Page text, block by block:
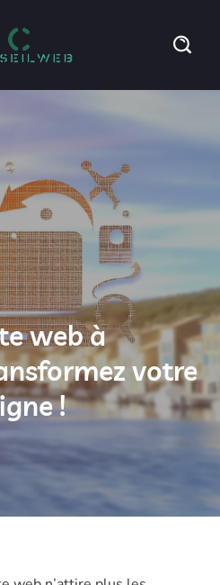
web à
votre
!